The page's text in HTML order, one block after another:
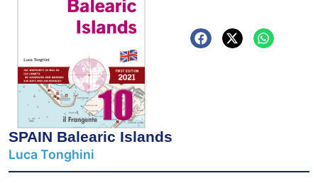
SPAIN Balearic Islands
Luca Tonghini